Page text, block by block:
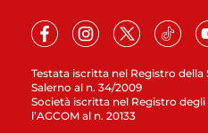
Testata iscritta nel Registro
Salerno al n. 34/2009
Società iscritta nel Registro
l’AGCOM al n. 20133